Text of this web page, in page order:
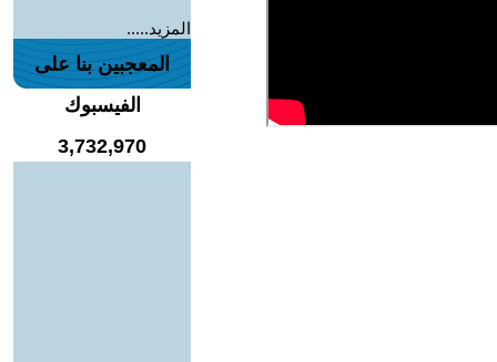
المزيد.....
المعجبين بنا على
الفيسبوك
3,732,970